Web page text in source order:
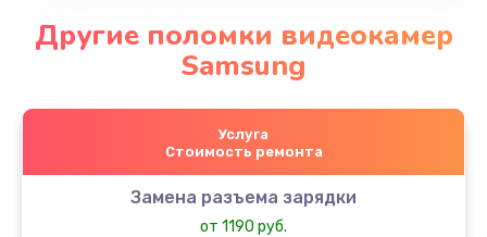
Другие поломки видеокамер
Samsung
Услуга
Стоимость ремонта
Замена разъема зарядки
от 1190 руб.